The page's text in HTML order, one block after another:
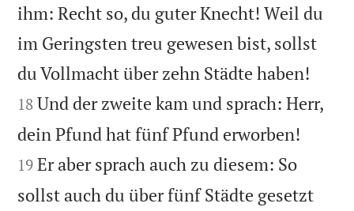
ihm: Recht so, du guter Knecht! Weil du
im Geringsten treu gewesen bist, sollst
du Vollmacht über zehn Städte haben!
18 Und der zweite kam und sprach: Herr,
dein Pfund hat fünf Pfund erworben!
19 Er aber sprach auch zu diesem: So
sollst auch du über fünf Städte gesetzt